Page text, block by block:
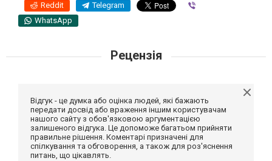
Reddit Telegram
WhatsApp
Рецензія
Відгук - це думка або оцінка людей, які бажають
передати досвід або враження іншим користувачам
нашого сайту з обов'язковою аргументацією
залишеного відгука. Це допоможе багатьом прийняти
правильне рішення. Коментарі призначені для
спілкування та обговорення, а також для роз'яснення
питань, що цікавлять.